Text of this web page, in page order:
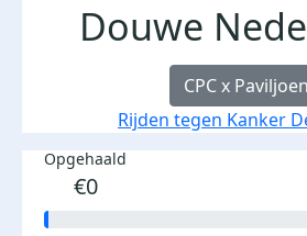
Douwe
CPC x Paviljoen
Rijden tegen Kanker
Opgehaald
€0